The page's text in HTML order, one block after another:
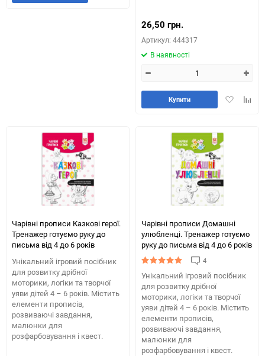
порівняння26,50 грн.
Артикул: 444317
В наявності
Додати
Купити
Чарівні прописи Казкові герої.
Тренажер готуємо руку до
письма від 4 до 6 років
Унікальний ігровий посібник
для розвитку дрібної
моторики, логіки та творчої
уяви дітей 4 – 6 років. Містить
елементи прописів,
розвиваючі завдання,
малюнки для
розфарбовування і квест.
Чарівні прописи Домашні
улюбленці. Тренажер готуємо
руку до письма від 4 до 6 років
4
Унікальний ігровий посібник
для розвитку дрібної
моторики, логіки та творчої
уяви дітей 4 – 6 років. Містить
елементи прописів,
розвиваючі завдання,
малюнки для
розфарбовування і квест.